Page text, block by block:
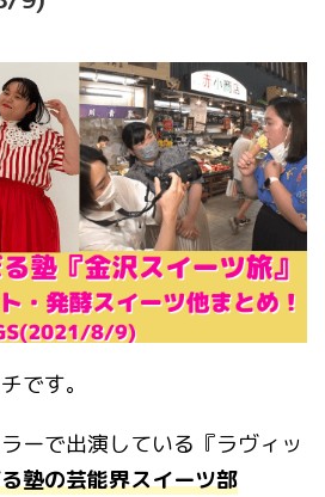
です。
ーで出演している『ラヴィッ
塾の芸能界スイーツ部